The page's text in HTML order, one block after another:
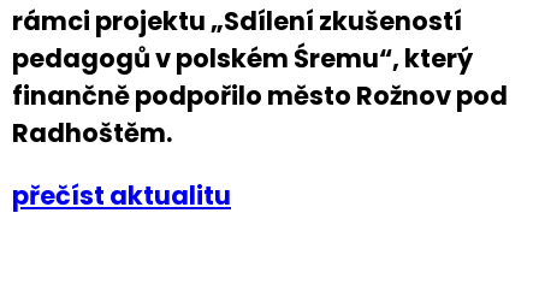
rámci projektu „Sdílení zkušeností
pedagogů v polském Śremu“, který
finančně podpořilo město Rožnov pod
Radhoštěm.
přečíst aktualitu